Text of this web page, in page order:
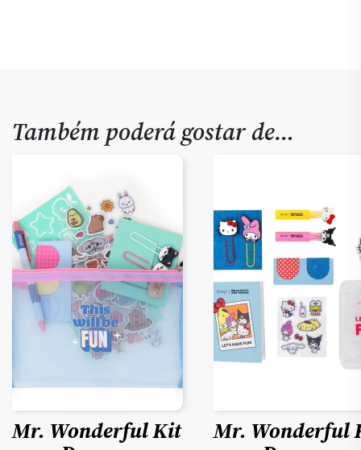
Também poderá gostar de…
Mr. Wonderful Kit Mr. Wonderful